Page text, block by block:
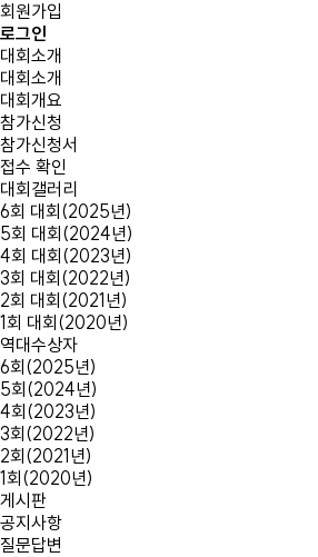
회원가입
로그인
대회소개
대회소개
대회개요
참가신청
참가신청서
접수 확인
대회갤러리
6회 대회(2025년)
5회 대회(2024년)
4회 대회(2023년)
3회 대회(2022년)
2회 대회(2021년)
1회 대회(2020년)
역대수상자
6회(2025년)
5회(2024년)
4회(2023년)
3회(2022년)
2회(2021년)
1회(2020년)
게시판
공지사항
질문답변